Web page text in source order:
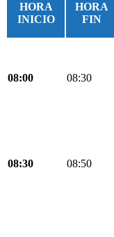
HORA
INICIO
HORA
FIN
08:00 08:30
08:30 08:50